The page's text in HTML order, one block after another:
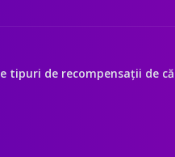
tipuri de recompensații de